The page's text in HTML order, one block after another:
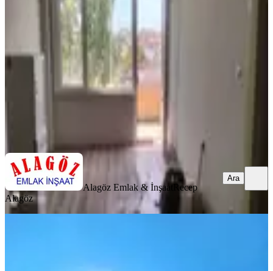
Fatih, İskenderpaşa Mahallesi
2+1
85 m²· 4. Kat
29.000 ₺
Recep Alagöz
Alagöz Emlak & İnşaat Recep
Alagöz
Ara